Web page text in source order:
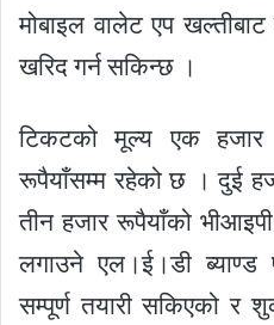
मोबाइल वालेट एप
खरिद गर्न सकिन्छ ।
टिकटको मूल्य एक हजार
रूपैयाँसम्म रहेको छ । दुई
तीन हजार रूपैयाँको
लगाउने एल।ई।डी
सम्पूर्ण तयारी सकिएको र